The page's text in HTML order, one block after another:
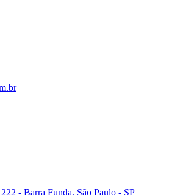
- Barra Funda, São Paulo - SP